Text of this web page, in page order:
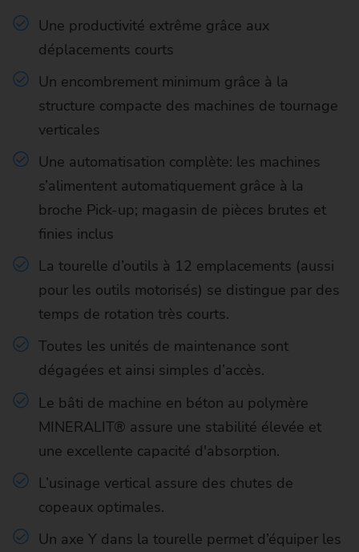
Une productivité extrême grâce aux
déplacements courts
Un encombrement minimum grâce à la
structure compacte des machines de tournage
verticales
Une automatisation complète: les machines
s’alimentent automatiquement grâce à la
broche Pick-up; magasin de pièces brutes et
finies inclus
La tourelle d’outils à 12 emplacements (aussi
pour les outils motorisés) se distingue par des
temps de rotation très courts.
Toutes les unités de maintenance sont
dégagées et ainsi simples d’accès.
Le bâti de machine en béton au polymère
MINERALIT® assure une stabilité élevée et
une excellente capacité d'absorption.
L’usinage vertical assure des chutes de
copeaux optimales.
Un axe Y dans la tourelle permet d’équiper les